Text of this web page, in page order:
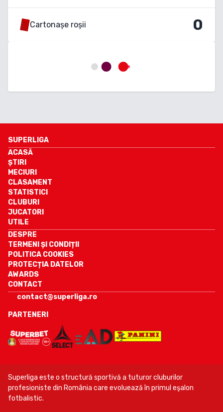
Cartonașe roșii 0
SUPERLIGA
ACASĂ
ȘTIRI
MECIURI
CLASAMENT
STATISTICI
CLUBURI
JUCATORI
UTILE
DESPRE
TERMENI ȘI CONDIȚII
POLITICA COOKIES
PROTECȚIA DATELOR
AWARDS
CONTACT
contact@superliga.ro
PARTENERI
Superliga este o structură sportivă a tuturor cluburilor
profesioniste din România care evoluează în primul eşalon
fotbalistic.